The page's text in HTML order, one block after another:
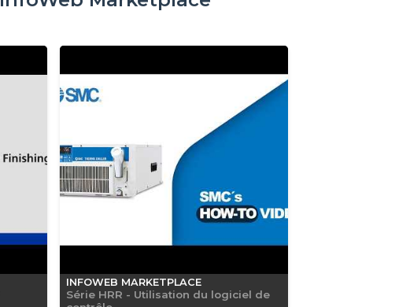
INFOWEB MARKETPLACE
Série HRR - Utilisation du logiciel de